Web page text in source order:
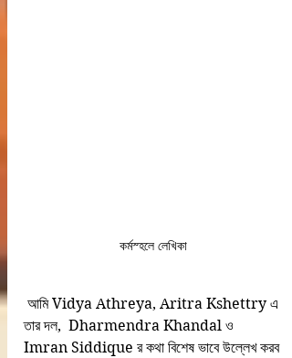
কর্মস্হলে লেখিকা
তার দল,  Dharmendra Khandal ও
Imran Siddique র কথা বিশেষ ভাবে উল্লেখ করব